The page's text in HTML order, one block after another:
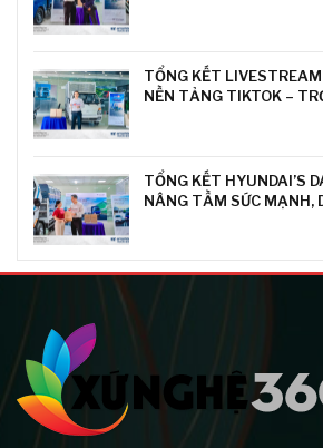
TỔNG KẾT
NỀN TẢNG TIKTOK –
TỔNG KẾT HYUNDAI’S
NÂNG TẦM SỨC MẠNH,